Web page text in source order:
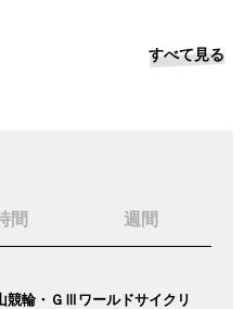
すべて見る
間 週間
競輪・ＧⅢワールドサイクリ